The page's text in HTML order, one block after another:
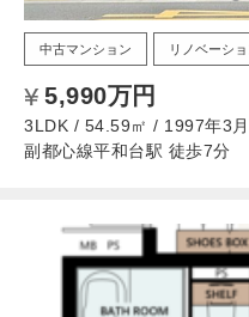
中古マンション リノベーシ
5,990万円
3LDK / 54.59㎡ / 1997年3月
副都心線平和台駅 徒歩7分